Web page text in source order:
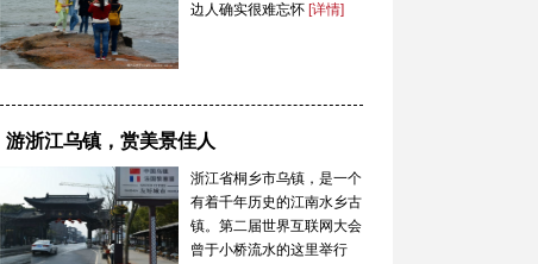
边人确实很难忘怀 [详情]
游浙江乌镇，赏美景佳人
浙江省桐乡市乌镇，是一个
有着千年历史的江南水乡古
镇。第二届世界互联网大会
曾于小桥流水的这里举行